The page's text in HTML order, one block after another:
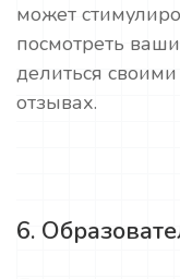
может
посмотреть
делиться
отзывах.
6.